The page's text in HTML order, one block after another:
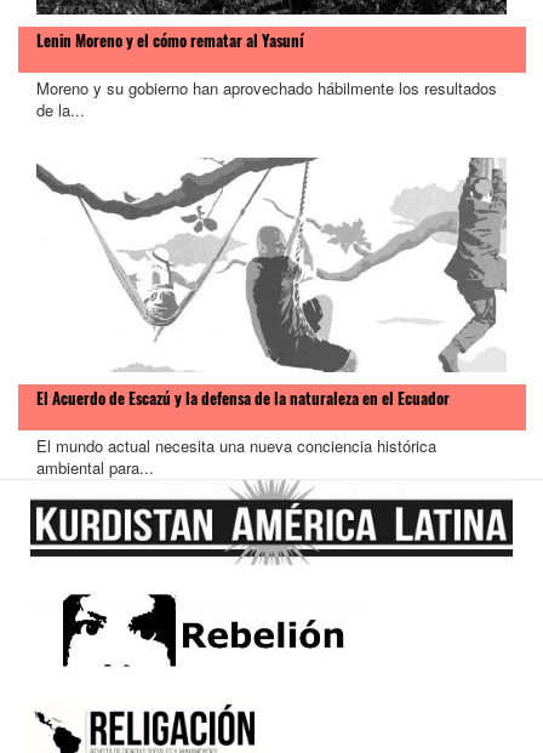
Lenin Moreno y el cómo rematar al Yasuní
Moreno y su gobierno han aprovechado hábilmente los resultados
de la...
El Acuerdo de Escazú y la defensa de la naturaleza en el Ecuador
El mundo actual necesita una nueva conciencia histórica
ambiental para...